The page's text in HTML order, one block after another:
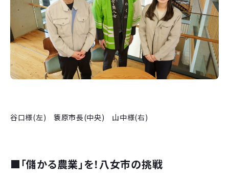
谷口様(左) 簑原市長(中央) 山中様(右)
■「儲かる農業」を！八女市の挑戦